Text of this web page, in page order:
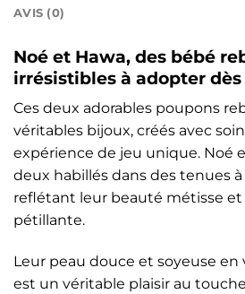
AVIS (0)
Noé et Hawa, des bébé
irrésistibles à adopter
Ces deux adorables poupons
véritables bijoux, créés avec
expérience de jeu unique. Noé
deux habillés dans des tenues
reflétant leur beauté métisse
pétillante.
Leur peau douce et soyeuse en
est un véritable plaisir au